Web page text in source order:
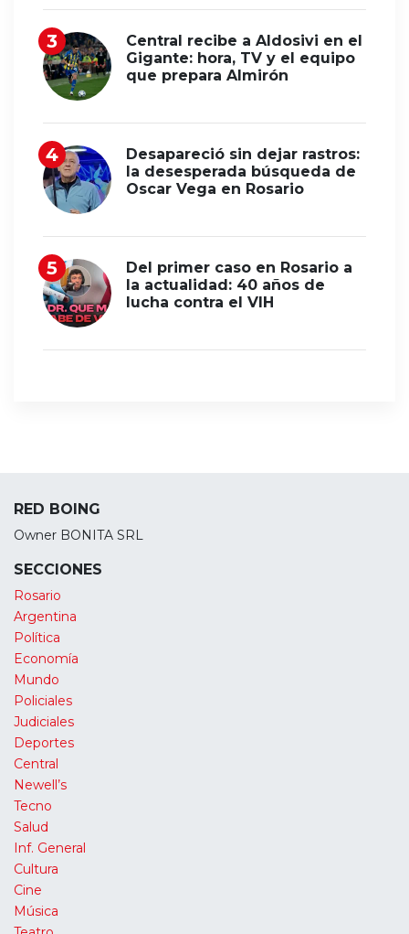
Central recibe a Aldosivi en el
Gigante: hora, TV y el equipo
que prepara Almirón
Desapareció sin dejar rastros:
la desesperada búsqueda de
Oscar Vega en Rosario
Del primer caso en Rosario a
la actualidad: 40 años de
lucha contra el VIH
RED BOING
Owner BONITA SRL
SECCIONES
Rosario
Argentina
Política
Economía
Mundo
Policiales
Judiciales
Deportes
Central
Newell’s
Tecno
Salud
Inf. General
Cultura
Cine
Música